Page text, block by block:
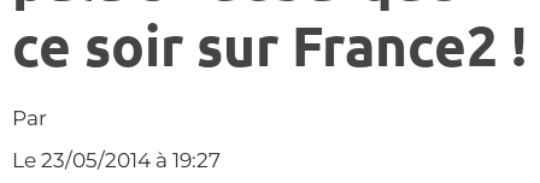
ce soir sur France2 !
Par
Le 23/05/2014 à 19:27